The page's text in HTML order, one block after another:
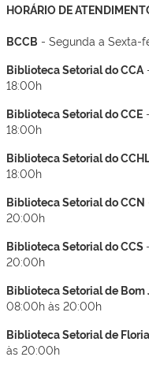
HORÁRIO DE
BCCB - Segunda a Sexta-
Biblioteca Setorial do CCA
18:00h
Biblioteca Setorial do CCE
18:00h
Biblioteca Setorial do
18:00h
Biblioteca Setorial do CCN
20:00h
Biblioteca Setorial do CCS
20:00h
Biblioteca Setorial de Bom
08:00h às 20:00h
Biblioteca Setorial de
às 20:00h